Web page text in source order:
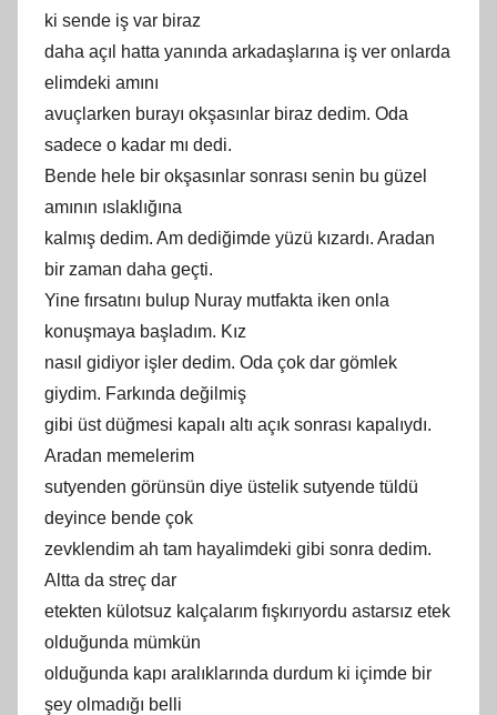
ki sende iş var biraz
daha açıl hatta yanında arkadaşlarına iş ver onlarda
elimdeki amını
avuçlarken burayı okşasınlar biraz dedim. Oda
sadece o kadar mı dedi.
Bende hele bir okşasınlar sonrası senin bu güzel
amının ıslaklığına
kalmış dedim. Am dediğimde yüzü kızardı. Aradan
bir zaman daha geçti.
Yine fırsatını bulup Nuray mutfakta iken onla
konuşmaya başladım. Kız
nasıl gidiyor işler dedim. Oda çok dar gömlek
giydim. Farkında değilmiş
gibi üst düğmesi kapalı altı açık sonrası kapalıydı.
Aradan memelerim
sutyenden görünsün diye üstelik sutyende tüldü
deyince bende çok
zevklendim ah tam hayalimdeki gibi sonra dedim.
Altta da streç dar
etekten külotsuz kalçalarım fışkırıyordu astarsız etek
olduğunda mümkün
olduğunda kapı aralıklarında durdum ki içimde bir
şey olmadığı belli